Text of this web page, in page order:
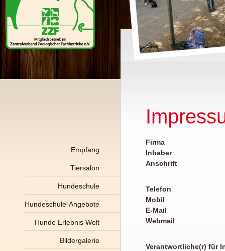
Empfang
Tiersalon
Hundeschule
Hundeschule-Angebote
Hunde Erlebnis Welt
Bildergalerie
Firma
Inhaber
Anschrift
Telefon
Mobil
E-Mail
Webmail
Verantwortliche(r) für